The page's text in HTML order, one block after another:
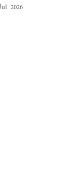
2026